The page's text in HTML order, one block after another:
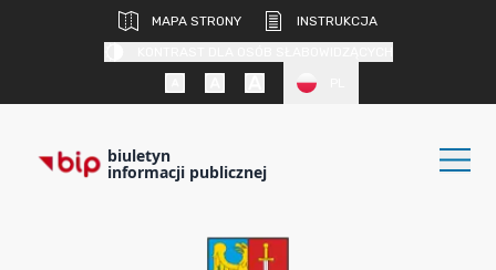
MAPA STRONY
INSTRUKCJA
biuletyn
informacji publicznej